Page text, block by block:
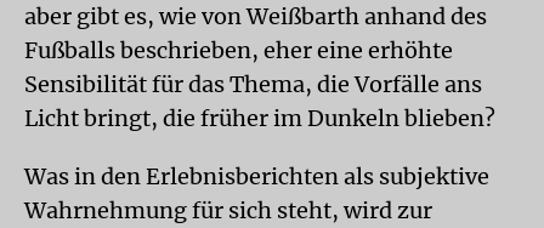
aber gibt es, wie von Weißbarth anhand des
Fußballs beschrieben, eher eine erhöhte
Sensibilität für das Thema, die Vorfälle ans
Licht bringt, die früher im Dunkeln blieben?
Was in den Erlebnisberichten als subjektive
Wahrnehmung für sich steht, wird zur